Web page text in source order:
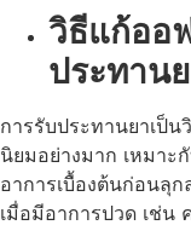
วิธีแก้ออ
ประทาน
การรับประทานยาเป็
นิยมอย่างมาก เหมาะ
อาการเบื้องต้นก่อนลุ
เมื่อมีอาการปวด เช่น